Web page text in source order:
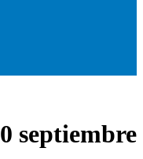
septiembre